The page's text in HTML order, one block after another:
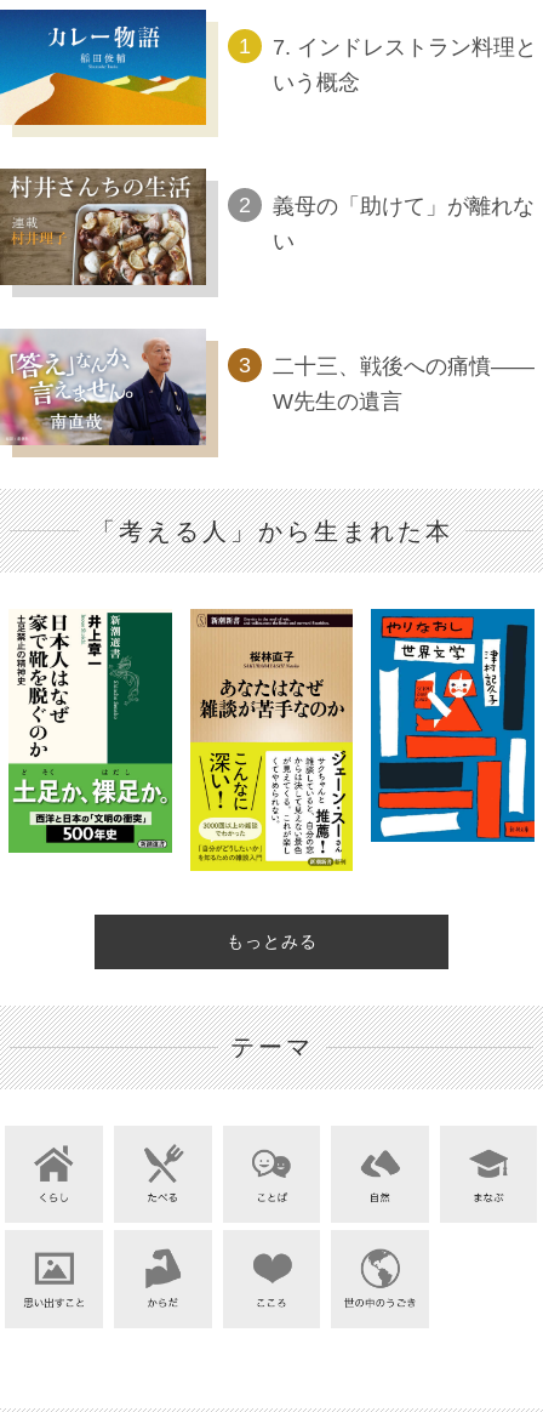
7. インドレストラン料理と
いう概念
義母の「助けて」が離れな
い
二十三、戦後への痛憤――
W先生の遺言
「考える人」から生まれた本
もっとみる
テーマ